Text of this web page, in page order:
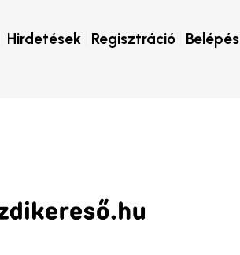
Belépés
Regisztráció
Hirdetések